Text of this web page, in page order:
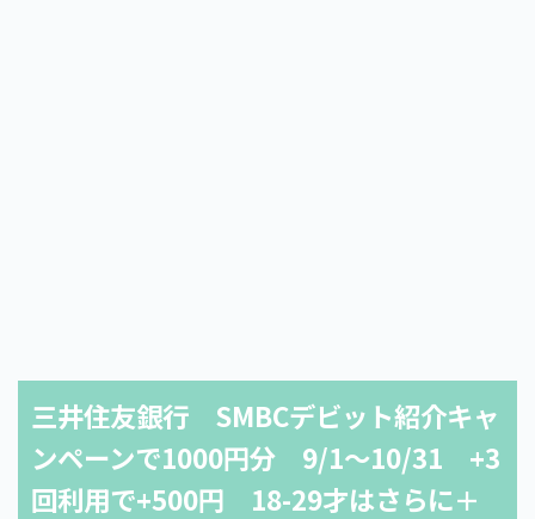
三井住友銀行 SMBCデビット紹介キャ
ンペーンで1000円分 9/1～10/31 +3
回利用で+500円 18-29才はさらに＋